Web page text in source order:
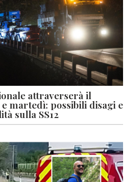
attraverserà il
martedì: possibili disagi e
sulla SS12